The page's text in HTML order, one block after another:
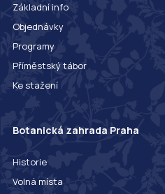
Základní info
Objednávky
Programy
Příměstský tábor
Ke stažení
Botanická zahrada Praha
Historie
Volná místa